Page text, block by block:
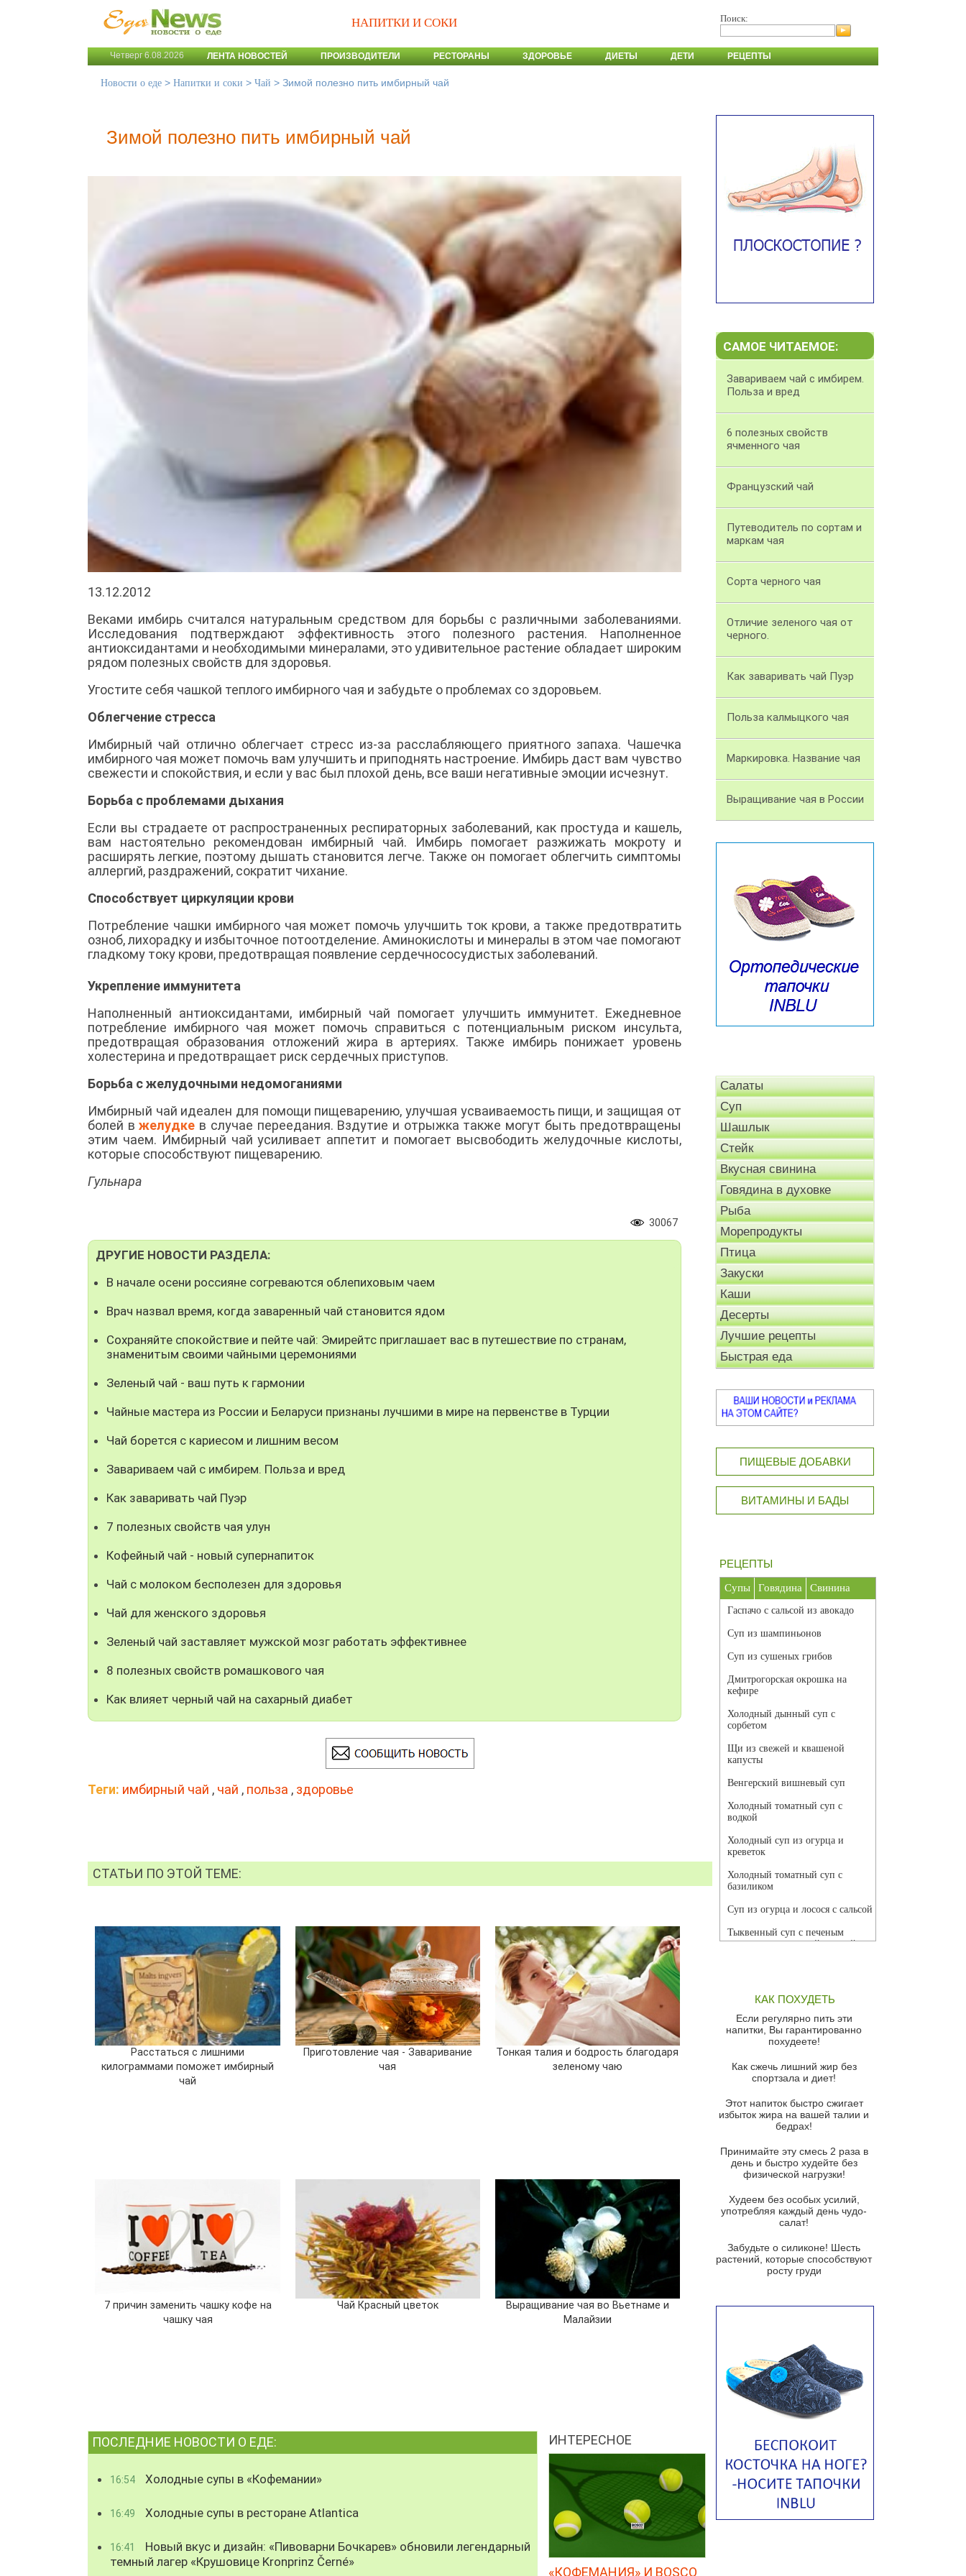
НАПИТКИ И СОКИ Поиск:
Четверг 6.08.2026 ЛЕНТА НОВОСТЕЙ ПРОИЗВОДИТЕЛИ РЕСТОРАНЫ ЗДОРОВЬЕ ДИЕТЫ ДЕТИ РЕЦЕПТЫ
Новости о еде > Напитки и соки > Чай > Зимой полезно пить имбирный чай
Зимой полезно пить имбирный чай
13.12.2012
Веками имбирь считался натуральным средством для борьбы с различными заболеваниями.
Исследования подтверждают эффективность этого полезного растения. Наполненное
антиоксидантами и необходимыми минералами, это удивительное растение обладает широким
рядом полезных свойств для здоровья.
Угостите себя чашкой теплого имбирного чая и забудьте о проблемах со здоровьем.
Облегчение стресса
Имбирный чай отлично облегчает стресс из-за расслабляющего приятного запаха. Чашечка
имбирного чая может помочь вам улучшить и приподнять настроение. Имбирь даст вам чувство
свежести и спокойствия, и если у вас был плохой день, все ваши негативные эмоции исчезнут.
Борьба с проблемами дыхания
Если вы страдаете от распространенных респираторных заболеваний, как простуда и кашель,
вам настоятельно рекомендован имбирный чай. Имбирь помогает разжижать мокроту и
расширять легкие, поэтому дышать становится легче. Также он помогает облегчить симптомы
аллергий, раздражений, сократит чихание.
Способствует циркуляции крови
Потребление чашки имбирного чая может помочь улучшить ток крови, а также предотвратить
озноб, лихорадку и избыточное потоотделение. Аминокислоты и минералы в этом чае помогают
гладкому току крови, предотвращая появление сердечнососудистых заболеваний.
Укрепление иммунитета
Наполненный антиоксидантами, имбирный чай помогает улучшить иммунитет. Ежедневное
потребление имбирного чая может помочь справиться с потенциальным риском инсульта,
предотвращая образования отложений жира в артериях. Также имбирь понижает уровень
холестерина и предотвращает риск сердечных приступов.
Борьба с желудочными недомоганиями
Имбирный чай идеален для помощи пищеварению, улучшая усваиваемость пищи, и защищая от
болей вжелудке в случае переедания. Вздутие и отрыжка также могут быть предотвращены
этим чаем. Имбирный чай усиливает аппетит и помогает высвободить желудочные кислоты,
которые способствуют пищеварению.
Гульнара
30067
ДРУГИЕ НОВОСТИ РАЗДЕЛА:
В начале осени россияне согреваются облепиховым чаем
Врач назвал время, когда заваренный чай становится ядом
Сохраняйте спокойствие и пейте чай: Эмирейтс приглашает вас в путешествие по странам,
знаменитым своими чайными церемониями
Зеленый чай - ваш путь к гармонии
Чайные мастера из России и Беларуси признаны лучшими в мире на первенстве в Турции
Чай борется с кариесом и лишним весом
Завариваем чай с имбирем. Польза и вред
Как заваривать чай Пуэр
7 полезных свойств чая улун
Кофейный чай - новый супернапиток
Чай с молоком бесполезен для здоровья
Чай для женского здоровья
Зеленый чай заставляет мужской мозг работать эффективнее
8 полезных свойств ромашкового чая
Как влияет черный чай на сахарный диабет
Теги: имбирный чай , чай , польза , здоровье
СТАТЬИ ПО ЭТОЙ ТЕМЕ:
Расстаться с лишними
килограммами поможет имбирный
чай
Приготовление чая - Заваривание
чая
Тонкая талия и бодрость благодаря
зеленому чаю
7 причин заменить чашку кофе на
чашку чая
Чай Красный цветок
Выращивание чая во Вьетнаме и
Малайзии
ПОСЛЕДНИЕ НОВОСТИ О ЕДЕ:
16:54 Холодные супы в «Кофемании»
16:49 Холодные супы в ресторане Atlantica
16:41
Новый вкус и дизайн: «Пивоварни Бочкарев» обновили легендарный
темный лагер «Крушовице Kronprinz Černé»
ИНТЕРЕСНОЕ
«КОФЕМАНИЯ» И BOSCO
САМОЕ ЧИТАЕМОЕ:
Завариваем чай с имбирем.
Польза и вред
6 полезных свойств
ячменного чая
Французский чай
Путеводитель по сортам и
маркам чая
Сорта черного чая
Отличие зеленого чая от
черного.
Как заваривать чай Пуэр
Польза калмыцкого чая
Маркировка. Название чая
Выращивание чая в России
Салаты
Суп
Шашлык
Стейк
Вкусная свинина
Говядина в духовке
Рыба
Морепродукты
Птица
Закуски
Каши
Десерты
Лучшие рецепты
Быстрая еда
ПИЩЕВЫЕ ДОБАВКИ
ВИТАМИНЫ И БАДЫ
РЕЦЕПТЫ
Супы Говядина Свинина
Гаспачо с сальсой из авокадо
Суп из шампиньонов
Суп из сушеных грибов
Дмитрогорская окрошка на
кефире
Холодный дынный суп с
сорбетом
Щи из свежей и квашеной
капусты
Венгерский вишневый суп
Холодный томатный суп с
водкой
Холодный суп из огурца и
креветок
Холодный томатный суп с
базиликом
Суп из огурца и лосося с сальсой
Тыквенный суп с печеным
чесноком и томатной сальсой
красного перца
Парижский луковый суп
Суп из спаржи и горошка с
Суп-крем из цветной капусты
Французский луковый суп
Суп из баклажанов с моцареллой
Грибной крем-суп с кростини с
козьим сыром
Суп мисо с зеленым луком и
тофу
из рукколы
Португальский чесночный суп с
Ирландский картофельный суп
Суп из пастернака
Пряный морковный суп во время
зимних холодов
Американский суп из красной
фасоли с сальсой гуакамоле
Острый чечевичный суп с
кремом из петрушки
Суп с лапшой рамен в
КАК ПОХУДЕТЬ
Если регулярно пить эти
напитки, Вы гарантированно
похудеете!
Как сжечь лишний жир без
спортзала и диет!
Этот напиток быстро сжигает
избыток жира на вашей талии и
бедрах!
Принимайте эту смесь 2 раза в
день и быстро худейте без
физической нагрузки!
Худеем без особых усилий,
употребляя каждый день чудо-
салат!
Забудьте о силиконе! Шесть
растений, которые способствуют
росту груди